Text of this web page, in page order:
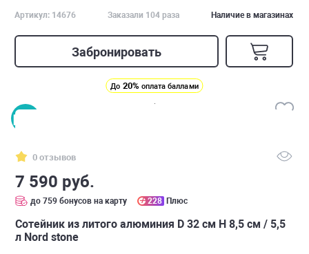
Артикул: 14676 Заказали 104 раза Наличие в магазинах
Забронировать
До 20% оплата баллами
0 отзывов
7 590 руб.
до 759 бонусов на карту 228 Плюс
Сотейник из литого алюминия D 32 см H 8,5 см / 5,5
л Nord stone